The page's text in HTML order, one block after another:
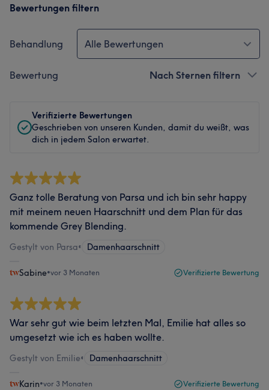
Bewertungen filtern
Behandlung Alle Bewertungen
Bewertung Nach Sternen filtern
Verifizierte Bewertungen
Geschrieben von unseren Kunden, damit du weißt, was
dich in jedem Salon erwartet.
Ganz tolle Beratung von Parsa und ich bin sehr happy
mit meinem neuen Haarschnitt und dem Plan für das
kommende Grey Blending.
Gestylt von Parsa• Damenhaarschnitt
Sabine•vor 3 Monaten Verifizierte Bewertung
War sehr gut wie beim letzten Mal, Emilie hat alles so
umgesetzt wie ich es haben wollte.
Gestylt von Emilie• Damenhaarschnitt
Karin•vor 3 Monaten Verifizierte Bewertung